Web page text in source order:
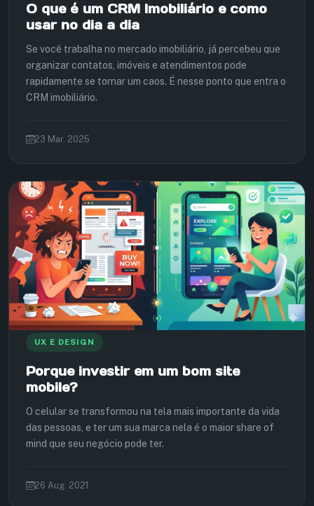
O que é um CRM Imobiliário e como
usar no dia a dia
Se você trabalha no mercado imobiliário, já percebeu que
organizar contatos, imóveis e atendimentos pode
rapidamente se tornar um caos. É nesse ponto que entra o
CRM imobiliário.
23 Mar. 2025
UX E DESIGN
Porque investir em um bom site
mobile?
O celular se transformou na tela mais importante da vida
das pessoas, e ter um sua marca nela é o maior share of
mind que seu negócio pode ter.
26 Aug. 2021